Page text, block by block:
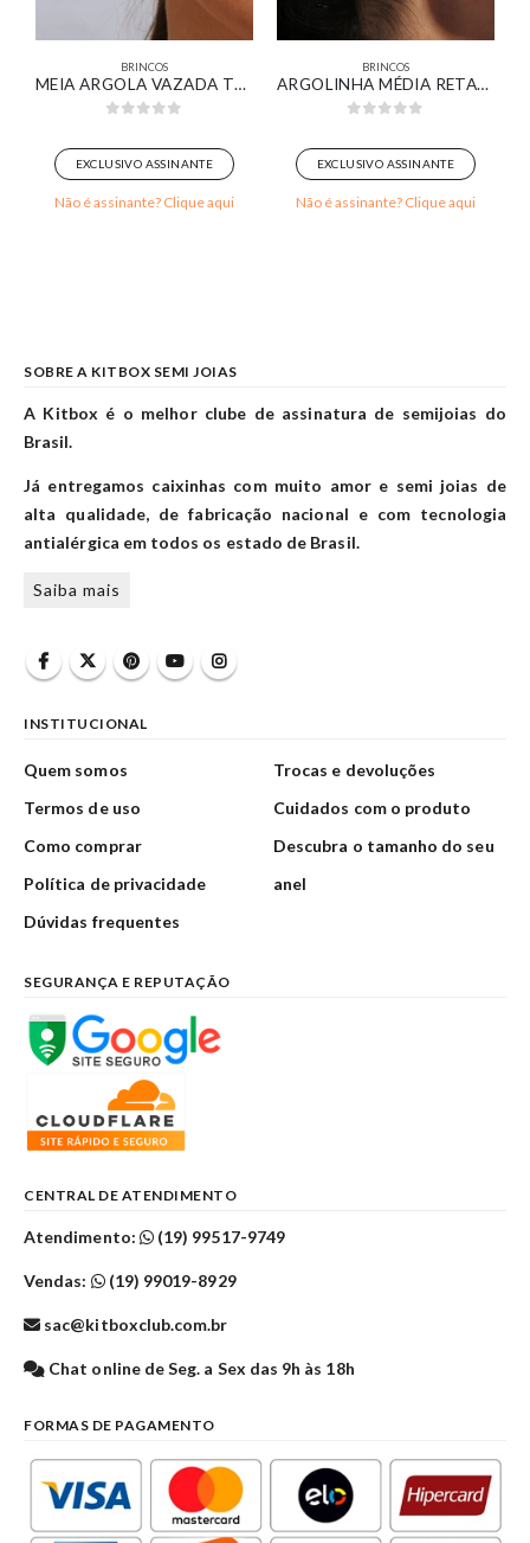
BRINCOS
MEIA ARGOLA VAZADA TEXTURIZADA BANHADA EM OURO BRANCO
EXCLUSIVO ASSINANTE
Não é assinante? Clique aqui
BRINCOS
ARGOLINHA MÉDIA RETANGULAR PAVÊ CRAVEJADA BANHADA EM OURO BRANCO
EXCLUSIVO ASSINANTE
Não é assinante? Clique aqui
SOBRE A KITBOX SEMI JOIAS
A Kitbox é o melhor clube de assinatura de semijoias do
Brasil.
Já entregamos caixinhas com muito amor e semi joias de
alta qualidade, de fabricação nacional e com tecnologia
antialérgica em todos os estado de Brasil.
Saiba mais
INSTITUCIONAL
Quem somos
Termos de uso
Como comprar
Política de privacidade
Dúvidas frequentes
Trocas e devoluções
Cuidados com o produto
Descubra o tamanho do seu
anel
SEGURANÇA E REPUTAÇÃO
CENTRAL DE ATENDIMENTO
Atendimento: (19) 99517-9749
Vendas: (19) 99019-8929
sac@kitboxclub.com.br
Chat online de Seg. a Sex das 9h às 18h
FORMAS DE PAGAMENTO